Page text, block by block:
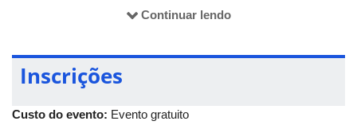
13h - Palestra com Deivid Palmezoni;
Continuar lendo
Inscrições
Custo do evento: Evento gratuito